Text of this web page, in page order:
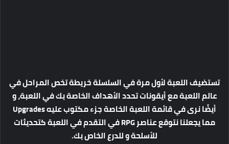
تستضيف اللعبة لأول مرة في السلسلة خريطة تخص المراحل في
عالم اللعبة مع أيقونات تحدد الأهداف الخاصة بك في اللعبة، و
أيضًا نرى في قائمة اللعبة الخاصة جزء مكتوب عليه Upgrades
مما يجعلنا نتوقع عناصر RPG في التقدم في اللعبة كتحديثات
للأسلحة و للدرع الخاص بك.